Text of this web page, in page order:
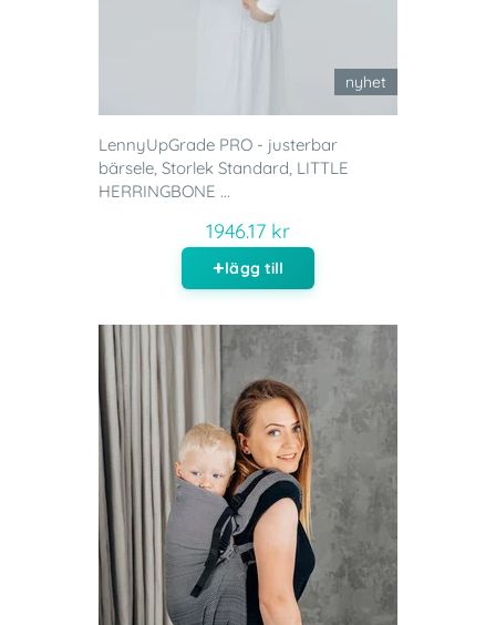
nyhet
LennyUpGrade PRO - justerbar
bärsele, Storlek Standard, LITTLE
HERRINGBONE ...
1946.17 kr
lägg till